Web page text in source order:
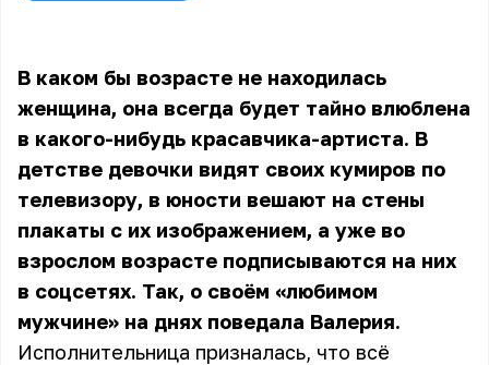
В каком бы возрасте не находилась
женщина, она всегда будет тайно влюблена
в какого-нибудь красавчика-артиста. В
детстве девочки видят своих кумиров по
телевизору, в юности вешают на стены
плакаты с их изображением, а уже во
взрослом возрасте подписываются на них
в соцсетях. Так, о своём «любимом
мужчине» на днях поведала Валерия.
Исполнительница призналась, что всё